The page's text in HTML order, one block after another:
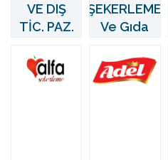
VE DIŞ
TİC. PAZ.
ŞEKERLEME
Ve Gıda